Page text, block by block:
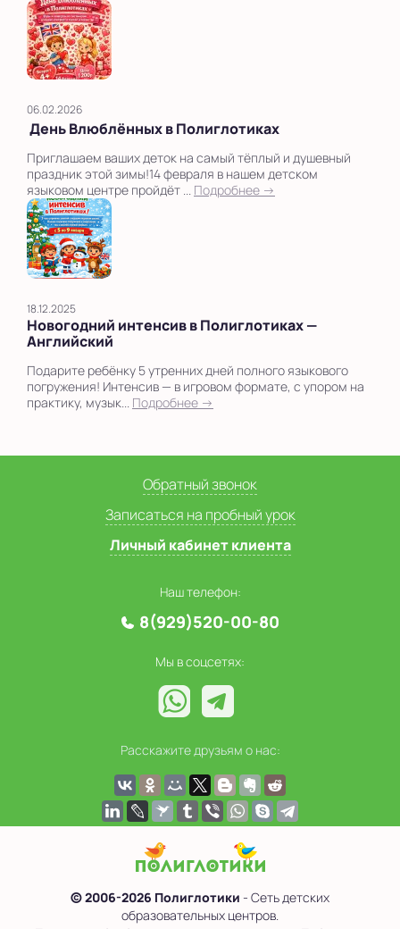
06.02.2026
День Влюблённых в Полиглотиках
Приглашаем ваших деток на самый тёплый и душевный
праздник этой зимы!14 февраля в нашем детском
языковом центре пройдёт ... Подробнее →
18.12.2025
Новогодний интенсив в Полиглотиках —
Английский
Подарите ребёнку 5 утренних дней полного языкового
погружения! Интенсив — в игровом формате, с упором на
практику, музык... Подробнее →
Обратный звонок
Записаться на пробный урок
Личный кабинет клиента
Наш телефон:
8(929)520-00-80
Мы в соцсетях:
Расскажите друзьям о нас:
© 2006-2026 Полиглотики - Сеть детских
образовательных центров.